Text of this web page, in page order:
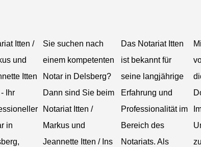
Itten /
und
Itten
Ihr
in
Sie suchen nach
einem kompetenten
Notar in Delsberg?
Dann sind Sie beim
Notariat Itten /
Markus und
Jeannette Itten / Ins
Das Notariat Itten
ist bekannt für
seine langjährige
Erfahrung und
Professionalität im
Bereich des
Notariats. Als